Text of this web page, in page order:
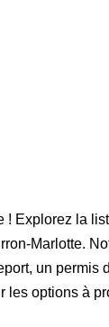
! Explorez la
Marlotte.
un permis
les options à